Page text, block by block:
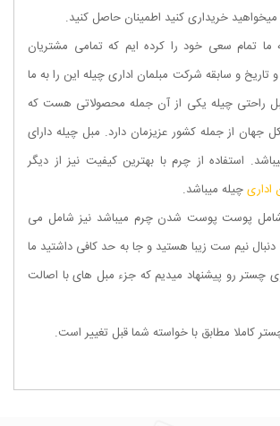
خریداری کنید اطمینان حاصل کنید.
ما تمام سعی خود را کرده ایم که تمامی مشتریان
تاریخ و سابقه شرکت مبلمان اداری چیله این را به ما
راحتی چیله یکی از آن جمله محصولاتی هست که
جهان از جمله کشور عزیزمان دارد. مبل چیله دارای
استفاده از چرم با بهترین کیفیت نیز از دیگر
اداریچیله میباشد.
شامل پوست پوست شدن چرم میباشد نیز شامل می
نیم ست زیبا هستید و جا به حد کافی داشتید ما
چستر رو پیشنهاد میدیم که جزء مبل های با اصالت
کاملا مطابق با خواسته شما قبل تغییر است.